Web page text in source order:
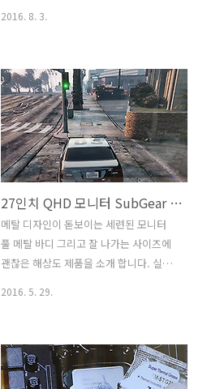
긴 했었습니다. 이 모니터는 144Hz까지
동작이 가능한 모니터 였습니다. 27인치
여서 그전에 사용하던 모니터보다는 작아
서 좀 아쉽긴 했는데요. 에이조 모니터
EIZO FORIS FS2735를 써보면서 게이밍
모니터에 대한 어느정도 확신도 생겼습니
다. 좀 큰 모니터에 이정도 성능이라면 정
말 최고겠다 이런 생각이 들더군요. 이 모
니터를 이용해서 게임도 해보고 아래에서
여러가지 활용을 해보면서 느낀점을 정리
해보겠습니다. 에이조 모니터 EIZO
2016. 8. 3.
27인치 QHD 모니터 SubGear AD-2701Q IPS DP
메탈 디자인이 돋보이는 세련된 모니터
풀 메탈 바디 그리고 잘 나가는 사이즈에
괜찮은 해상도 제품을 소개 합니다. 실제
대나 지지대 부분까지 모두 금속을 사용
한 상당히 세련된 디자인의 제품 입니다.
게다가 DP, HDMI, DVI 를 모두 사용할 수
2016. 5. 29.